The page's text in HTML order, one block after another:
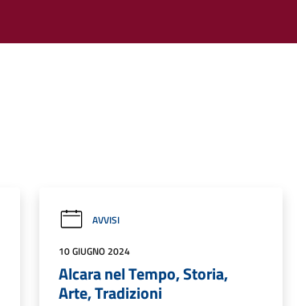
AVVISI
10 GIUGNO 2024
Alcara nel Tempo, Storia,
Arte, Tradizioni